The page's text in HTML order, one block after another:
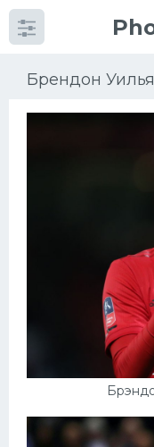
Брендон
Еще картинки...
Конькобежный спорт